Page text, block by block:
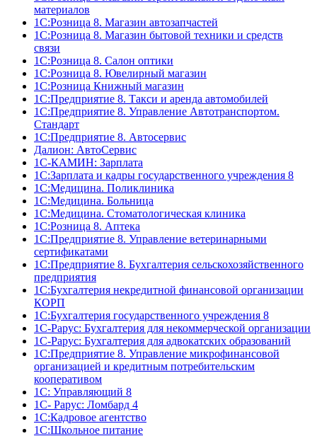
материалов
1С:Розница 8. Магазин автозапчастей
1С:Розница 8. Магазин бытовой техники и средств
связи
1С:Розница 8. Салон оптики
1С:Розница 8. Ювелирный магазин
1С:Розница Книжный магазин
1C:Предприятие 8. Такси и аренда автомобилей
1С:Предприятие 8. Управление Автотранспортом.
Стандарт
1C:Предприятие 8. Автосервис
Далион: АвтоСервис
1С-КАМИН: Зарплата
1С:Зарплата и кадры государственного учреждения 8
1С:Медицина. Поликлиника
1С:Медицина. Больница
1С:Медицина. Стоматологическая клиника
1С:Розница 8. Аптека
1C:Предприятие 8. Управление ветеринарными
сертификатами
1С:Предприятие 8. Бухгалтерия сельскохозяйственного
предприятия
1C:Бухгалтерия некредитной финансовой организации
КОРП
1С:Бухгалтерия государственного учреждения 8
1С-Рарус: Бухгалтерия для некоммерческой организации
1С-Рарус: Бухгалтерия для адвокатских образований
1С:Предприятие 8. Управление микрофинансовой
организацией и кредитным потребительским
кооперативом
1С: Управляющий 8
1С- Рарус: Ломбард 4
1С:Кадровое агентство
1С:Школьное питание